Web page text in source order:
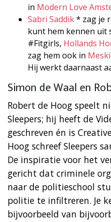
in Modern Love
Sabri Saddik* zag je
kunt hem kennen uit
#Fitgirls, Hollands
zag hem ook in
Hij werkt daarnaast
Simon de Waal en
Robert de Hoog speelt
Sleepers; hij heeft de
geschreven én is
Hoog schreef Sleepers
De inspiratie voor het
gericht dat criminele
naar de politieschool
politie te infiltreren. Je
bijvoorbeeld van